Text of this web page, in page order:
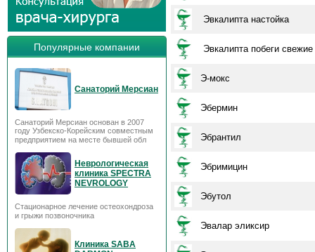
Популярные компании
Санаторий Мерсиан
Санаторий Мерсиан основан в 2007
году Узбекско-Корейским совместным
предприятием на месте бывшей обл
Неврологическая
клиника SPECTRA
NEVROLOGY
Стационарное лечение остеохондроза
и грыжи позвоночника
Клиника SABA
Эвкалипта настойка
Эвкалипта побеги свежие
Э-мокс
Эбермин
Эбрантил
Эбримицин
Эбутол
Эвалар эликсир